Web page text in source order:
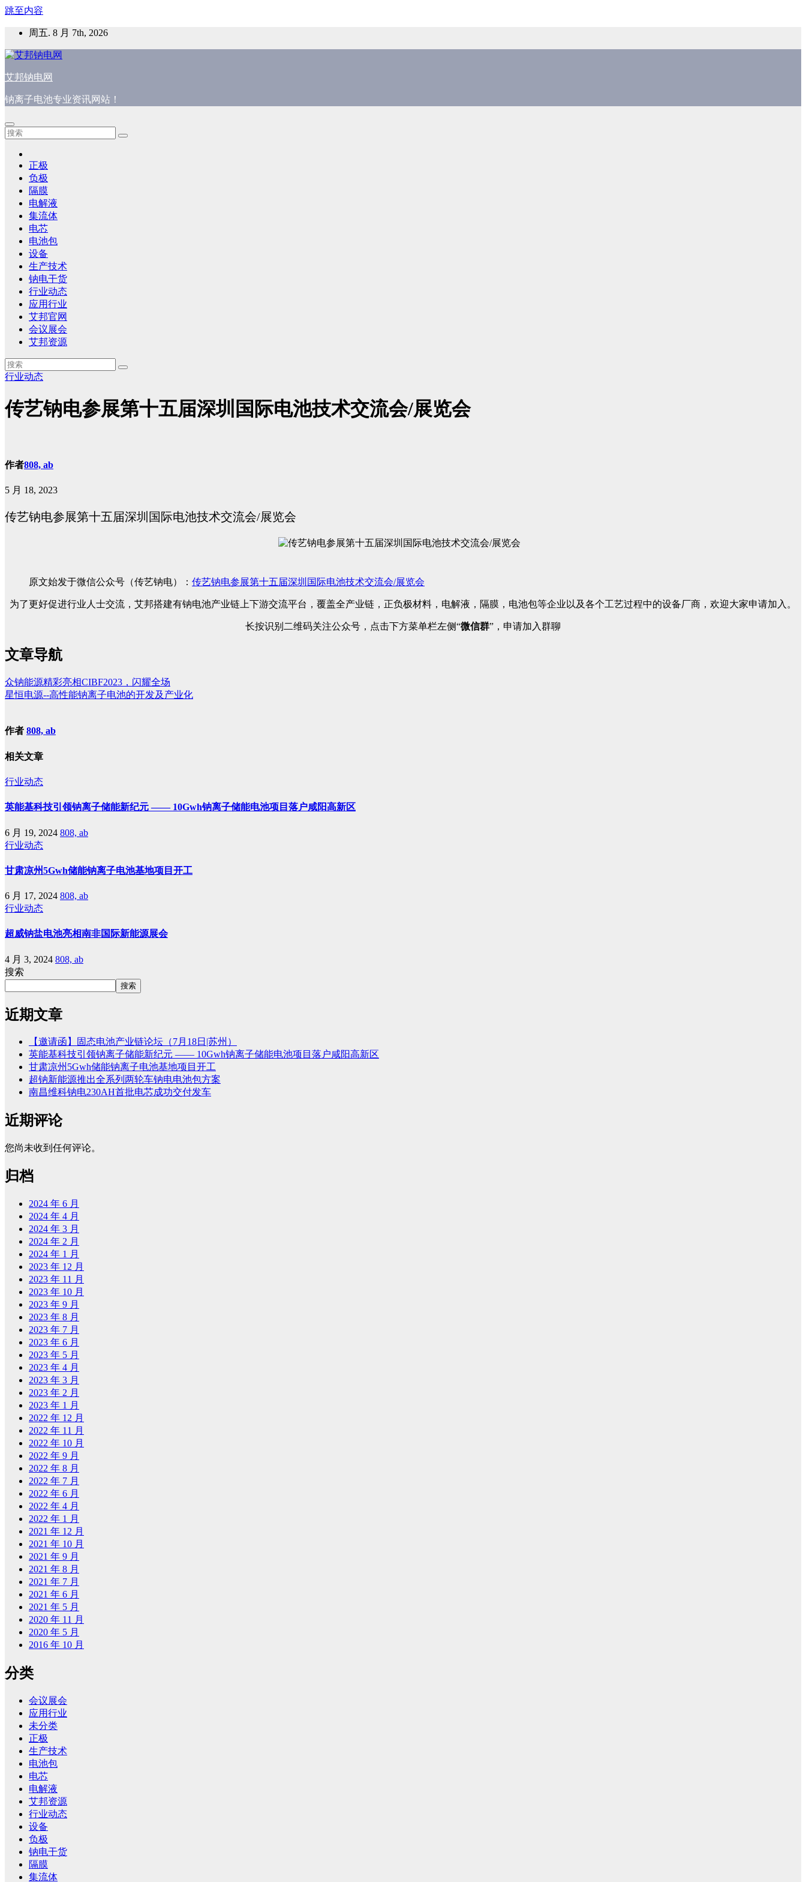
跳至内容
周五. 8 月 7th, 2026
艾邦钠电网
钠离子电池专业资讯网站！
正极
负极
隔膜
电解液
集流体
电芯
电池包
设备
生产技术
钠电干货
行业动态
应用行业
艾邦官网
会议展会
艾邦资源
行业动态
传艺钠电参展第十五届深圳国际电池技术交流会/展览会
作者808, ab
5 月 18, 2023
传艺钠电参展第十五届深圳国际电池技术交流会/展览会
原文始发于微信公众号（传艺钠电）： 传艺钠电参展第十五届深圳国际电池技术交流会/展览会
为了更好促进行业人士交流，艾邦搭建有钠电池产业链上下游交流平台，覆盖全产业链，正负极材料，电解液，隔膜，电池包等企业以及各个工艺过程中的设备厂商，欢迎大家申请加入。
长按识别二维码关注公众号，点击下方菜单栏左侧“微信群”，申请加入群聊
文章导航
众钠能源精彩亮相CIBF2023，闪耀全场
星恒电源--高性能钠离子电池的开发及产业化
作者 808, ab
相关文章
行业动态
英能基科技引领钠离子储能新纪元 —— 10Gwh钠离子储能电池项目落户咸阳高新区
6 月 19, 2024 808, ab
行业动态
甘肃凉州5Gwh储能钠离子电池基地项目开工
6 月 17, 2024 808, ab
行业动态
超威钠盐电池亮相南非国际新能源展会
4 月 3, 2024 808, ab
搜索
搜索
近期文章
【邀请函】固态电池产业链论坛（7月18日|苏州）
英能基科技引领钠离子储能新纪元 —— 10Gwh钠离子储能电池项目落户咸阳高新区
甘肃凉州5Gwh储能钠离子电池基地项目开工
超钠新能源推出全系列两轮车钠电电池包方案
南昌维科钠电230AH首批电芯成功交付发车
近期评论
您尚未收到任何评论。
归档
2024 年 6 月
2024 年 4 月
2024 年 3 月
2024 年 2 月
2024 年 1 月
2023 年 12 月
2023 年 11 月
2023 年 10 月
2023 年 9 月
2023 年 8 月
2023 年 7 月
2023 年 6 月
2023 年 5 月
2023 年 4 月
2023 年 3 月
2023 年 2 月
2023 年 1 月
2022 年 12 月
2022 年 11 月
2022 年 10 月
2022 年 9 月
2022 年 8 月
2022 年 7 月
2022 年 6 月
2022 年 4 月
2022 年 1 月
2021 年 12 月
2021 年 10 月
2021 年 9 月
2021 年 8 月
2021 年 7 月
2021 年 6 月
2021 年 5 月
2020 年 11 月
2020 年 5 月
2016 年 10 月
分类
会议展会
应用行业
未分类
正极
生产技术
电池包
电芯
电解液
艾邦资源
行业动态
设备
负极
钠电干货
隔膜
集流体